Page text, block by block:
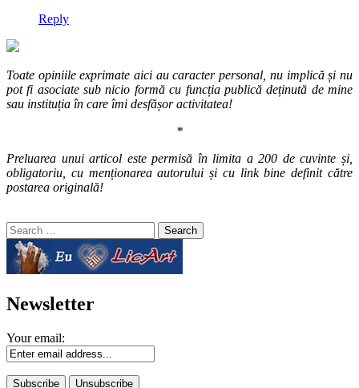
Reply
Toate opiniile exprimate aici au caracter personal, nu implică și nu
pot fi asociate sub nicio formă cu funcția publică deținută de mine
sau instituția în care îmi desfășor activitatea!
*
Preluarea unui articol este permisă în limita a 200 de cuvinte și,
obligatoriu, cu menționarea autorului și cu link bine definit către
postarea originală!
Search
for:
Newsletter
Your email: